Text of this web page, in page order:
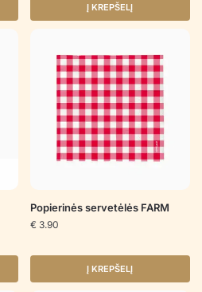
Į KREPŠELĮ
Popierinės servetėlės FARM
€ 3.90
Į KREPŠELĮ